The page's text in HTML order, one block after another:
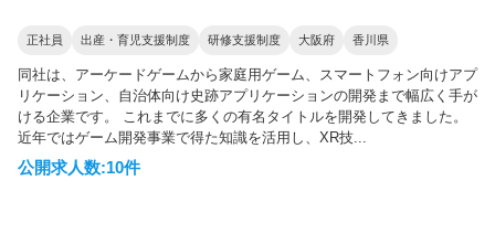
正社員 出産・育児支援制度 研修支援制度 大阪府 香川県
同社は、アーケードゲームから家庭用ゲーム、スマートフォン向けアプ
リケーション、自治体向け史跡アプリケーションの開発まで幅広く手が
ける企業です。 これまでに多くの有名タイトルを開発してきました。
近年ではゲーム開発事業で得た知識を活用し、XR技...
公開求人数:10件